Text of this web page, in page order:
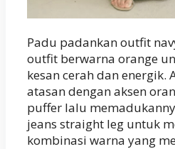
Padu padankan outfit
outfit berwarna orange
kesan cerah dan energik.
atasan dengan aksen
puffer lalu
jeans straight leg untuk
kombinasi warna yang